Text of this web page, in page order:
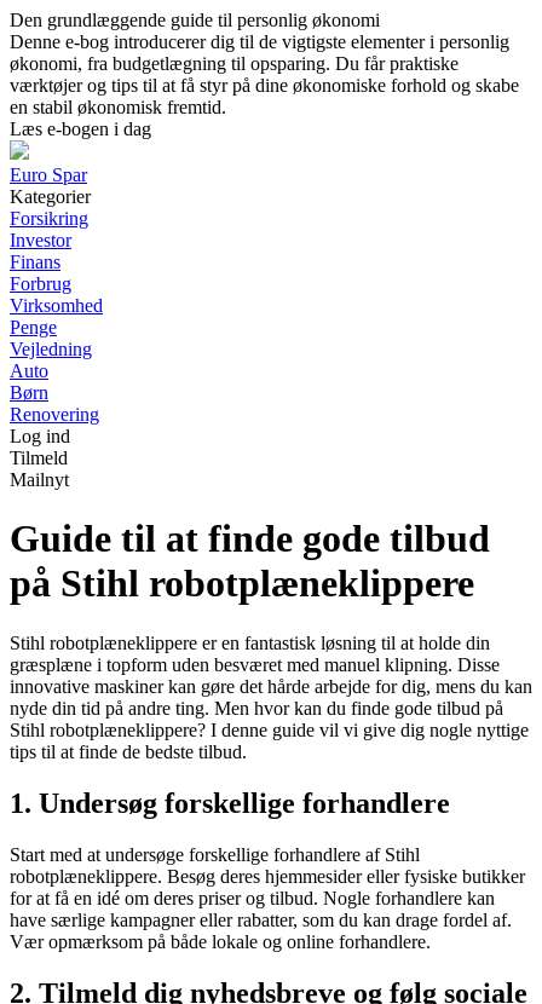
Den grundlæggende guide til personlig økonomi
Denne e-bog introducerer dig til de vigtigste elementer i personlig
økonomi, fra budgetlægning til opsparing. Du får praktiske
værktøjer og tips til at få styr på dine økonomiske forhold og skabe
en stabil økonomisk fremtid.
Læs e-bogen i dag
Euro Spar
Kategorier
Forsikring
Investor
Finans
Forbrug
Virksomhed
Penge
Vejledning
Auto
Børn
Renovering
Log ind
Tilmeld
Mailnyt
Guide til at finde gode tilbud
på Stihl robotplæneklippere
Stihl robotplæneklippere er en fantastisk løsning til at holde din
græsplæne i topform uden besværet med manuel klipning. Disse
innovative maskiner kan gøre det hårde arbejde for dig, mens du kan
nyde din tid på andre ting. Men hvor kan du finde gode tilbud på
Stihl robotplæneklippere? I denne guide vil vi give dig nogle nyttige
tips til at finde de bedste tilbud.
1. Undersøg forskellige forhandlere
Start med at undersøge forskellige forhandlere af Stihl
robotplæneklippere. Besøg deres hjemmesider eller fysiske butikker
for at få en idé om deres priser og tilbud. Nogle forhandlere kan
have særlige kampagner eller rabatter, som du kan drage fordel af.
Vær opmærksom på både lokale og online forhandlere.
2. Tilmeld dig nyhedsbreve og følg sociale